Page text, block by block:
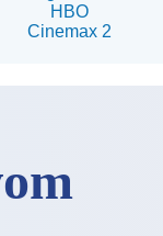
HBO
Cinemax 2